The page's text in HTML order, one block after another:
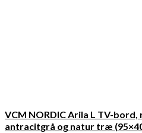
VCM NORDIC Arila L TV-bord,
antracitgrå og natur træ